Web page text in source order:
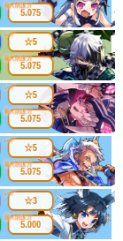
最大防護力
5.075
レア
☆5
最大防護力
5.075
レア
☆5
最大防護力
5.075
レア
☆5
最大防護力
5.075
レア
☆3
最大防護力
5.000